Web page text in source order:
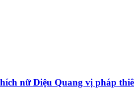
nữ Diệu Quang vị pháp